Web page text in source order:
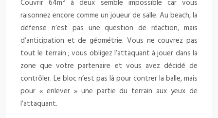
Couvrir 64m² à deux semble impossible car vous
raisonnez encore comme un joueur de salle. Au beach, la
défense n’est pas une question de réaction, mais
d’anticipation et de géométrie. Vous ne couvrez pas
tout le terrain ; vous obligez l’attaquant à jouer dans la
zone que votre partenaire et vous avez décidé de
contrôler. Le bloc n’est pas là pour contrer la balle, mais
pour « enlever » une partie du terrain aux yeux de
l’attaquant.